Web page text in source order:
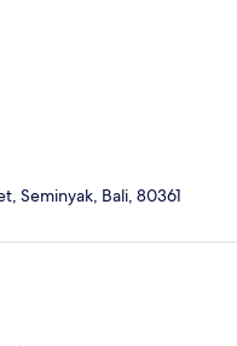
Seminyak, Bali, 80361